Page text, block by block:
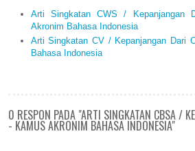
Arti Singkatan CWS / Kepanjangan
Akronim Bahasa Indonesia
Arti Singkatan CV / Kepanjangan Dari
Bahasa Indonesia
0 RESPON PADA "ARTI SINGKATAN CBSA /
- KAMUS AKRONIM BAHASA INDONESIA"